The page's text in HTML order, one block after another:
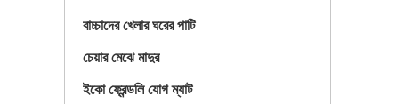
বাচ্চাদের খেলার ঘরের পাটি
চেয়ার মেঝে মাদুর
ইকো ফ্রেন্ডলি যোগ ম্যাট